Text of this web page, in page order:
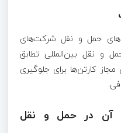
حمل و نقل شرکت‌های
نقل بین‌المللی تطابق
کارتن‌ها برای جلوگیری